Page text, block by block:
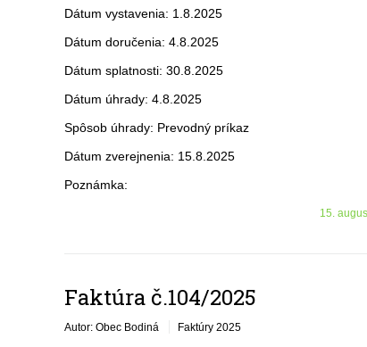
Dátum vystavenia: 1.8.2025
Dátum doručenia: 4.8.2025
Dátum splatnosti: 30.8.2025
Dátum úhrady: 4.8.2025
Spôsob úhrady: Prevodný príkaz
Dátum zverejnenia: 15.8.2025
Poznámka:
15.
Faktúra č.104/2025
Autor: Obec Bodiná Faktúry 2025